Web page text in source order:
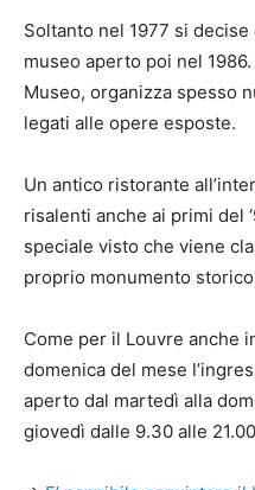
Soltanto nel 1977 si
museo aperto poi nel 1986.
Museo, organizza spesso
legati alle opere esposte.
Un antico ristorante
risalenti anche ai primi del
speciale visto che viene
proprio monumento
Come per il Louvre anche
domenica del mese
aperto dal martedì alla
giovedì dalle 9.30 alle